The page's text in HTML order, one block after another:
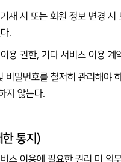
재 시 또는 회원 정보 변경
.
용 권한, 기타 서비스 이용
비밀번호를 철저히 관리해야
지 않는다.
통지)
스 이용에 필요한 권리 미 의